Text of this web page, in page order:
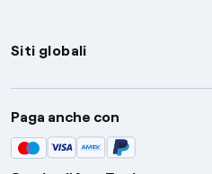
Siti globali
Enel Group
Enel Green Power
Global Trading
Paga anche con